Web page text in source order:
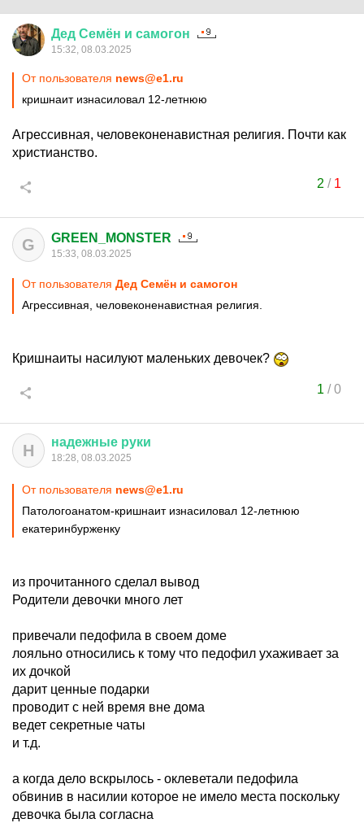
Дед Семён и самогон
15:32, 08.03.2025
От пользователя news@e1.ru
кришнаит изнасиловал 12-летнюю
Агрессивная, человеконенавистная религия. Почти как
христианство.
2 / 1
G GREEN_MONSTER
15:33, 08.03.2025
От пользователя Дед Семён и самогон
Агрессивная, человеконенавистная религия.
Кришнаиты насилуют маленьких девочек?
1 /0
Н надежные руки
18:28, 08.03.2025
От пользователя news@e1.ru
Патологоанатом-кришнаит изнасиловал 12-летнюю
екатеринбурженку
из прочитанного сделал вывод
Родители девочки много лет
привечали педофила в своем доме
лояльно относились к тому что педофил ухаживает за
их дочкой
дарит ценные подарки
проводит с ней время вне дома
ведет секретные чаты
и т.д.
а когда дело вскрылось - оклеветали педофила
обвинив в насилии которое не имело места поскольку
девочка была согласна